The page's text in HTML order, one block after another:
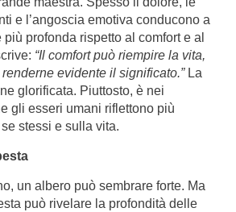
e l’angoscia emotiva conducono a
profonda rispetto al comfort e al
“Il comfort può riempire la vita,
evidente il significato.” La
glorificata. Piuttosto, è nei
gli esseri umani riflettono più
stessi e sulla vita.
un albero può sembrare forte. Ma
può rivelare la profondità delle